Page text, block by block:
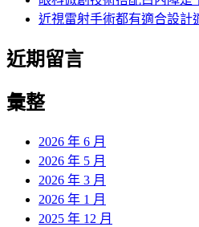
近視雷射手術都有適合設計
近期留言
彙整
2026 年 6 月
2026 年 5 月
2026 年 3 月
2026 年 1 月
2025 年 12 月